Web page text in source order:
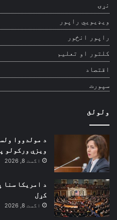
نړۍ
ویډیويي راپور
راپور انځور
کلتور او تعلیم
اقتصاد
سپورت
ولولئ
د مولدووا
ویزې ورکولو
اگست 8, 2026
د امریکا سنا
کړل
اگست 8, 2026